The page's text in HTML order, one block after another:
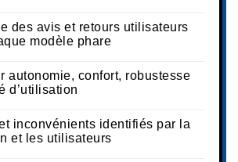
des avis et retours utilisateurs
modèle phare
autonomie, confort, robustesse
d’utilisation
inconvénients identifiés par la
et les utilisateurs